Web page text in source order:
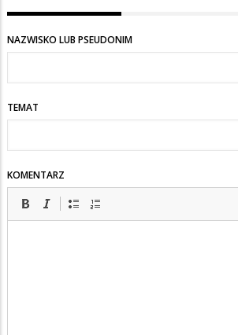
NAZWISKO LUB PSEUDONIM
TEMAT
KOMENTARZ